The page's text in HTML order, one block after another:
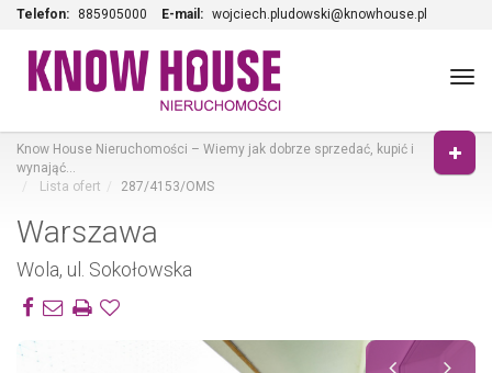
Telefon: 885905000 E-mail: wojciech.pludowski@knowhouse.pl
Know House Nieruchomości – Wiemy jak dobrze sprzedać, kupić i
wynająć…
Lista ofert
287/4153/OMS
Warszawa
Wola, ul. Sokołowska